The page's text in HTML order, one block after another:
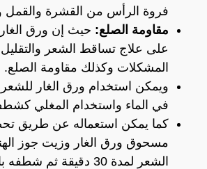
فروة الرأس من القشرة والقمل
مقاومة الصلع: حيث إن ورق
على علاج تساقط الشعر
المشكلات وكذلك مقاومة الصلع.
ويمكن استخدام ورق الغار
في الماء واستخدام المغلي
كما يمكن استعماله عن طريق
مسحوق ورق الغار وزيت جوز
الشعر لمدة 30 دقيقة ثم شطفه بالماء.